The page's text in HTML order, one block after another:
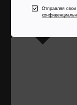
Отправляя